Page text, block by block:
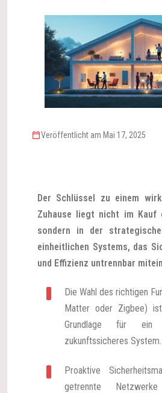
Veröffentlicht am Mai 17, 2025
Der Schlüssel zu einem
Zuhause liegt nicht im Kauf
sondern in der
einheitlichen Systems, das
und Effizienz untrennbar
Die Wahl des richtigen
Matter oder Zigbee)
Grundlage für ein
zukunftssicheres System.
Proaktive
getrennte